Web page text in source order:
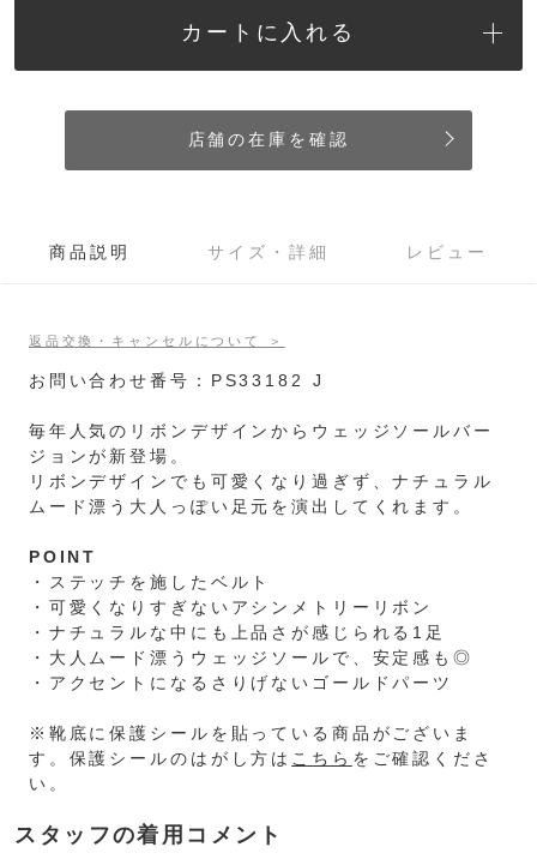
カートに入れる
店舗の在庫を確認
商品説明 サイズ・詳細 レビュー
返品交換・キャンセルについて ＞
お問い合わせ番号：PS33182 J
毎年人気のリボンデザインからウェッジソールバー
ジョンが新登場。
リボンデザインでも可愛くなり過ぎず、ナチュラル
ムード漂う大人っぽい足元を演出してくれます。
POINT
・ステッチを施したベルト
・可愛くなりすぎないアシンメトリーリボン
・ナチュラルな中にも上品さが感じられる1足
・大人ムード漂うウェッジソールで、安定感も◎
・アクセントになるさりげないゴールドパーツ
※靴底に保護シールを貼っている商品がございま
す。保護シールのはがし方は こちら をご確認くださ
い。
スタッフの着用コメント